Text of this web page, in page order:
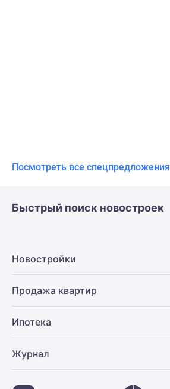
Посмотреть все спецпредложения
Быстрый поиск новостроек
Новостройки
Продажа квартир
Ипотека
Журнал